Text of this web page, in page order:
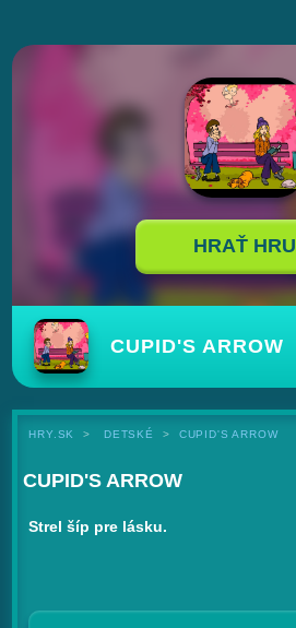
HRAŤ HRU
CUPID'S ARROW
HRY.SK DETSKÉ CUPID'S ARROW
CUPID'S ARROW
Strel šíp pre lásku.